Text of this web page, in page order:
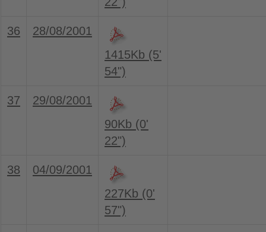
36
28/08/2001
1415Kb (5'
54")
37
29/08/2001
90Kb (0'
22")
38
04/09/2001
227Kb (0'
57")